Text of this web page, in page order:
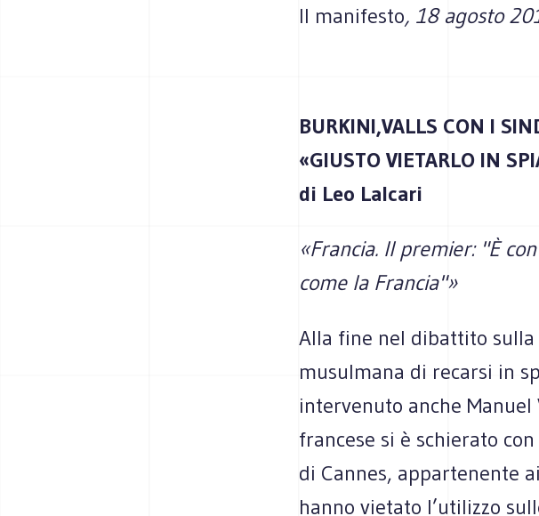
Il manifesto, 18 agosto
BURKINI,VALLS CON I
«GIUSTO VIETARLO IN
di Leo Lalcari
«Francia. Il premier: "È
come la Francia"»
Alla fine nel dibattito
musulmana di recarsi in
intervenuto anche Manuel
francese si è schierato
di Cannes, appartenente
hanno vietato l’utilizzo